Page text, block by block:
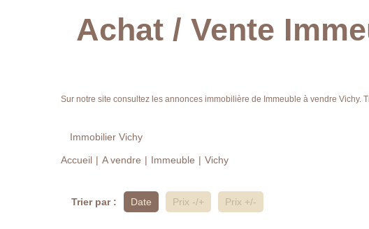
Achat / Vente
Sur notre site consultez les annonces immobilière de Immeuble à vendre
Immobilier Vichy
Accueil A vendre Immeuble Vichy
Trier par : Date Prix -/+ Prix +/-